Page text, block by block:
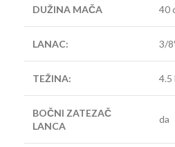
DUŽINA MAČA 40
LANAC: 3/
TEŽINA: 4.5
BOČNI ZATEZAČ
LANCA
da